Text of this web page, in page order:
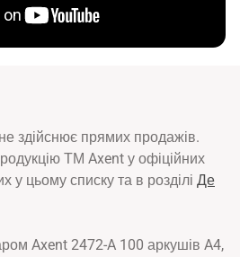
здійснює прямих продажів.
ТМ Axent у офіційних
у цьому списку та в розділі Де
Axent 2472-A 100 аркушів A4,